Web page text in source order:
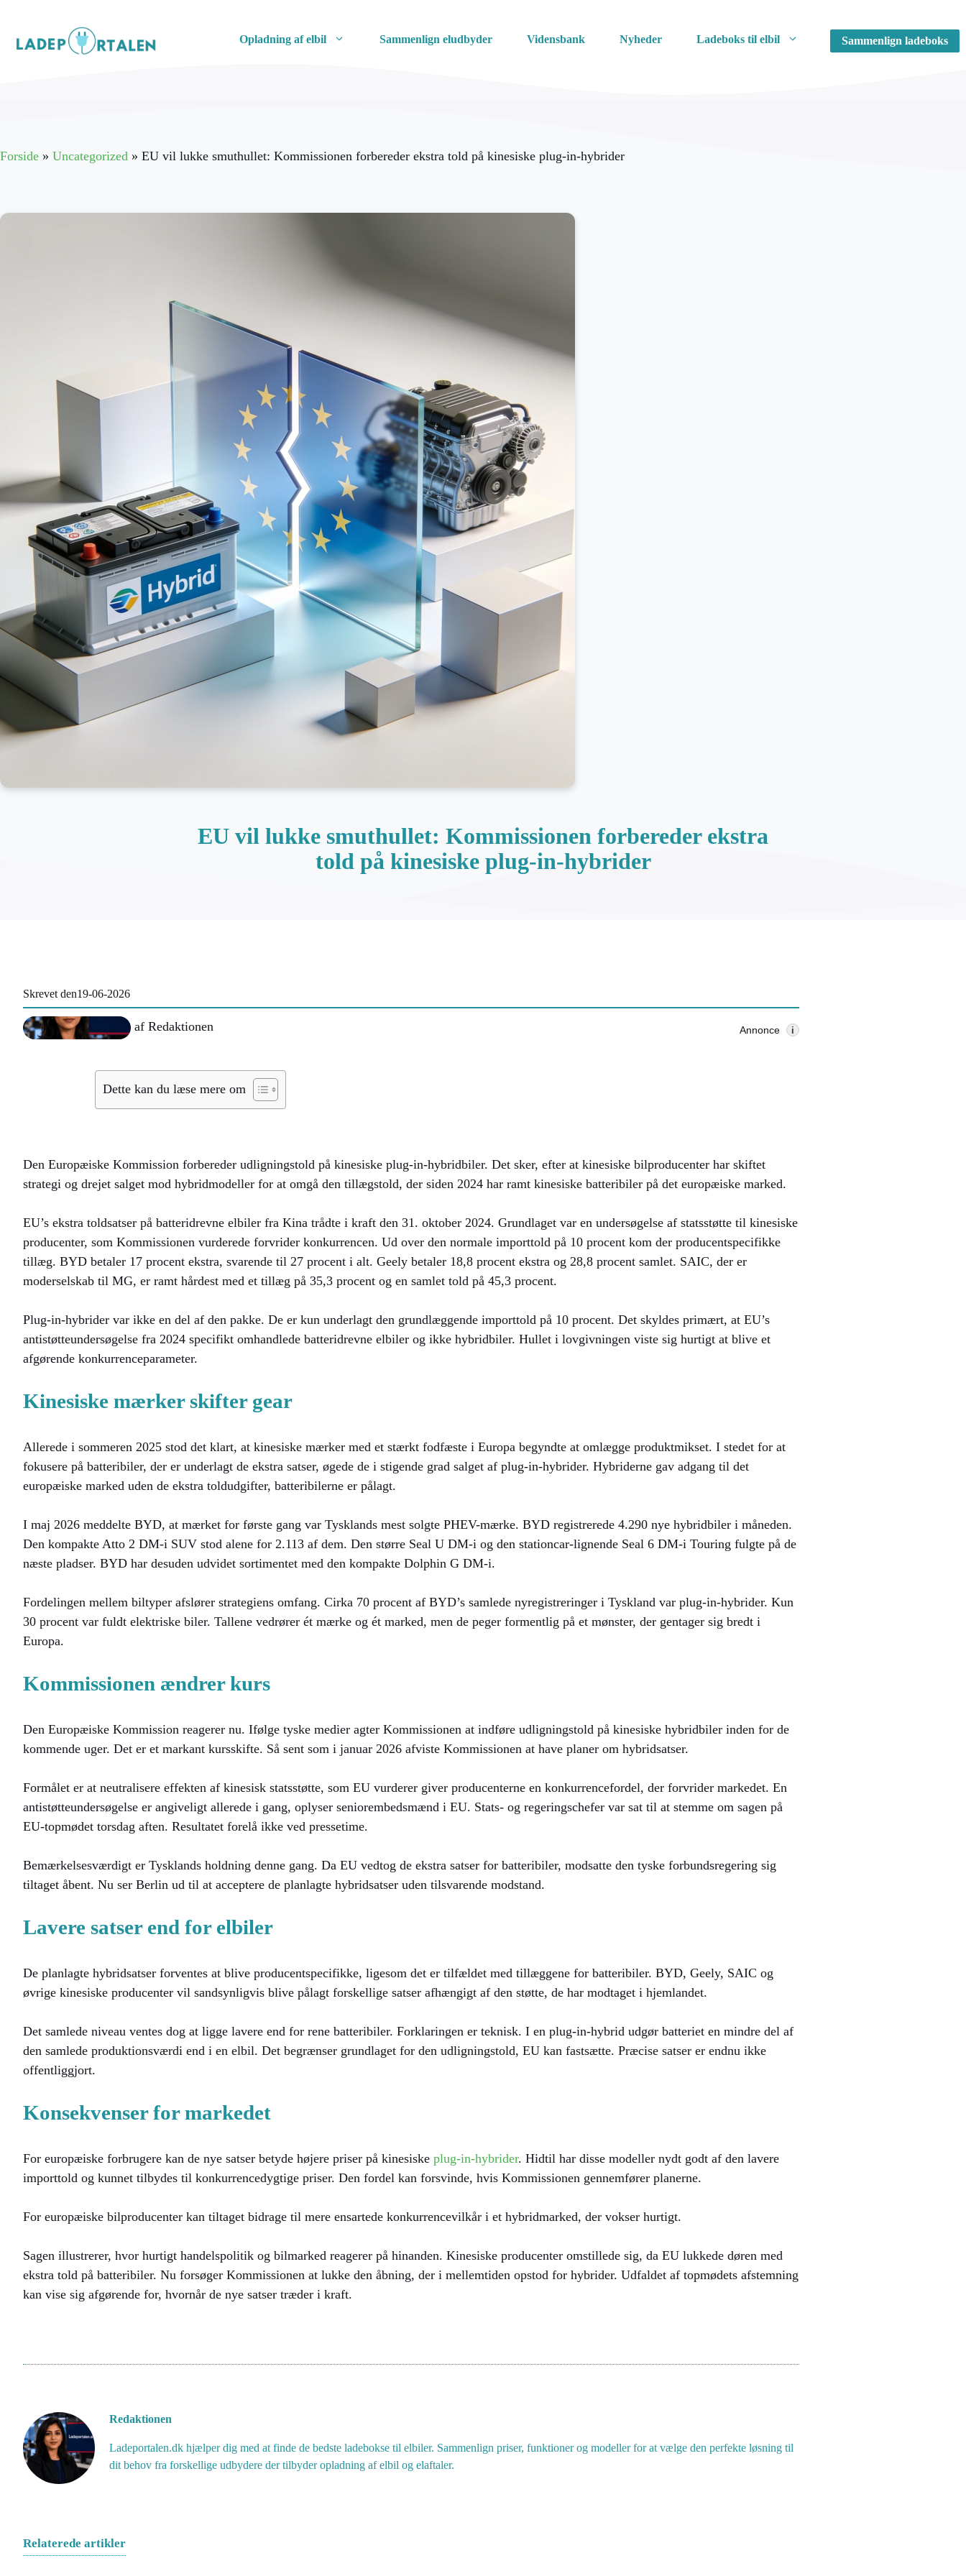
indhold
Opladning af elbil Sammenlign eludbyder Vidensbank Nyheder Ladeboks til elbil Sammenlign ladeboks
Forside » Uncategorized » EU vil lukke smuthullet: Kommissionen forbereder ekstra told på kinesiske plug-in-hybrider
EU vil lukke smuthullet: Kommissionen forbereder ekstra
told på kinesiske plug-in-hybrider
Skrevet den19-06-2026
af Redaktionen Annonce i
Dette kan du læse mere om
Den Europæiske Kommission forbereder udligningstold på kinesiske plug-in-hybridbiler. Det sker, efter at kinesiske bilproducenter har skiftet
strategi og drejet salget mod hybridmodeller for at omgå den tillægstold, der siden 2024 har ramt kinesiske batteribiler på det europæiske marked.
EU’s ekstra toldsatser på batteridrevne elbiler fra Kina trådte i kraft den 31. oktober 2024. Grundlaget var en undersøgelse af statsstøtte til kinesiske
producenter, som Kommissionen vurderede forvrider konkurrencen. Ud over den normale importtold på 10 procent kom der producentspecifikke
tillæg. BYD betaler 17 procent ekstra, svarende til 27 procent i alt. Geely betaler 18,8 procent ekstra og 28,8 procent samlet. SAIC, der er
moderselskab til MG, er ramt hårdest med et tillæg på 35,3 procent og en samlet told på 45,3 procent.
Plug-in-hybrider var ikke en del af den pakke. De er kun underlagt den grundlæggende importtold på 10 procent. Det skyldes primært, at EU’s
antistøtteundersøgelse fra 2024 specifikt omhandlede batteridrevne elbiler og ikke hybridbiler. Hullet i lovgivningen viste sig hurtigt at blive et
afgørende konkurrenceparameter.
Kinesiske mærker skifter gear
Allerede i sommeren 2025 stod det klart, at kinesiske mærker med et stærkt fodfæste i Europa begyndte at omlægge produktmikset. I stedet for at
fokusere på batteribiler, der er underlagt de ekstra satser, øgede de i stigende grad salget af plug-in-hybrider. Hybriderne gav adgang til det
europæiske marked uden de ekstra toldudgifter, batteribilerne er pålagt.
I maj 2026 meddelte BYD, at mærket for første gang var Tysklands mest solgte PHEV-mærke. BYD registrerede 4.290 nye hybridbiler i måneden.
Den kompakte Atto 2 DM-i SUV stod alene for 2.113 af dem. Den større Seal U DM-i og den stationcar-lignende Seal 6 DM-i Touring fulgte på de
næste pladser. BYD har desuden udvidet sortimentet med den kompakte Dolphin G DM-i.
Fordelingen mellem biltyper afslører strategiens omfang. Cirka 70 procent af BYD’s samlede nyregistreringer i Tyskland var plug-in-hybrider. Kun
30 procent var fuldt elektriske biler. Tallene vedrører ét mærke og ét marked, men de peger formentlig på et mønster, der gentager sig bredt i
Europa.
Kommissionen ændrer kurs
Den Europæiske Kommission reagerer nu. Ifølge tyske medier agter Kommissionen at indføre udligningstold på kinesiske hybridbiler inden for de
kommende uger. Det er et markant kursskifte. Så sent som i januar 2026 afviste Kommissionen at have planer om hybridsatser.
Formålet er at neutralisere effekten af kinesisk statsstøtte, som EU vurderer giver producenterne en konkurrencefordel, der forvrider markedet. En
antistøtteundersøgelse er angiveligt allerede i gang, oplyser seniorembedsmænd i EU. Stats- og regeringschefer var sat til at stemme om sagen på
EU-topmødet torsdag aften. Resultatet forelå ikke ved pressetime.
Bemærkelsesværdigt er Tysklands holdning denne gang. Da EU vedtog de ekstra satser for batteribiler, modsatte den tyske forbundsregering sig
tiltaget åbent. Nu ser Berlin ud til at acceptere de planlagte hybridsatser uden tilsvarende modstand.
Lavere satser end for elbiler
De planlagte hybridsatser forventes at blive producentspecifikke, ligesom det er tilfældet med tillæggene for batteribiler. BYD, Geely, SAIC og
øvrige kinesiske producenter vil sandsynligvis blive pålagt forskellige satser afhængigt af den støtte, de har modtaget i hjemlandet.
Det samlede niveau ventes dog at ligge lavere end for rene batteribiler. Forklaringen er teknisk. I en plug-in-hybrid udgør batteriet en mindre del af
den samlede produktionsværdi end i en elbil. Det begrænser grundlaget for den udligningstold, EU kan fastsætte. Præcise satser er endnu ikke
offentliggjort.
Konsekvenser for markedet
For europæiske forbrugere kan de nye satser betyde højere priser på kinesiske plug-in-hybrider. Hidtil har disse modeller nydt godt af den lavere
importtold og kunnet tilbydes til konkurrencedygtige priser. Den fordel kan forsvinde, hvis Kommissionen gennemfører planerne.
For europæiske bilproducenter kan tiltaget bidrage til mere ensartede konkurrencevilkår i et hybridmarked, der vokser hurtigt.
Sagen illustrerer, hvor hurtigt handelspolitik og bilmarked reagerer på hinanden. Kinesiske producenter omstillede sig, da EU lukkede døren med
ekstra told på batteribiler. Nu forsøger Kommissionen at lukke den åbning, der i mellemtiden opstod for hybrider. Udfaldet af topmødets afstemning
kan vise sig afgørende for, hvornår de nye satser træder i kraft.
Redaktionen
Ladeportalen.dk hjælper dig med at finde de bedste ladebokse til elbiler. Sammenlign priser, funktioner og modeller for at vælge den perfekte løsning til
dit behov fra forskellige udbydere der tilbyder opladning af elbil og elaftaler.
Relaterede artikler